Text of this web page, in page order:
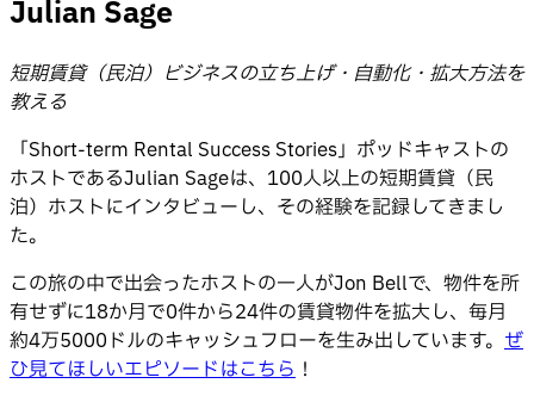
Julian Sage
短期賃貸（民泊）ビジネスの立ち上げ・自動化・拡大方法を
教える
「Short-term Rental Success Stories」ポッドキャストの
ホストであるJulian Sageは、100人以上の短期賃貸（民
泊）ホストにインタビューし、その経験を記録してきまし
た。
この旅の中で出会ったホストの一人がJon Bellで、物件を所
有せずに18か月で0件から24件の賃貸物件を拡大し、毎月
約4万5000ドルのキャッシュフローを生み出しています。 ぜ
ひ見てほしいエピソードはこちら ！